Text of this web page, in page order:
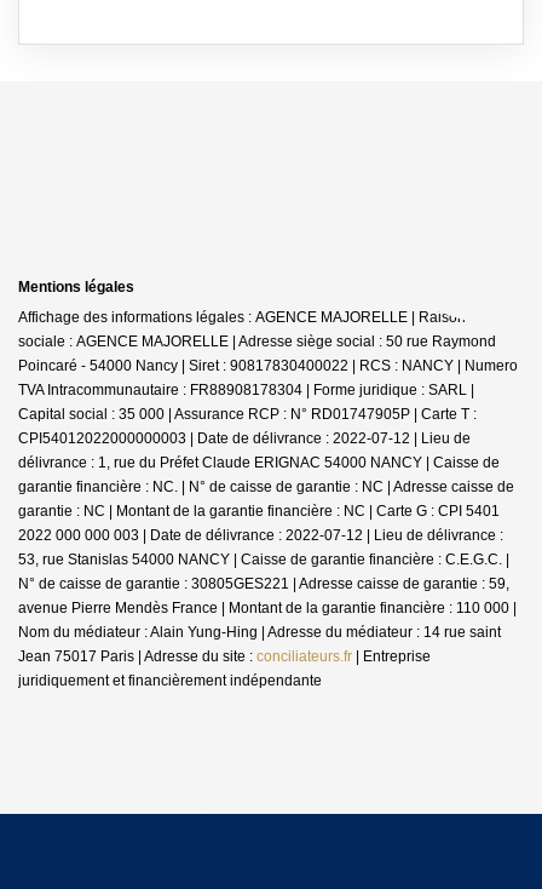
Mentions légales
Affichage des informations légales : AGENCE MAJORELLE | Raison
sociale : AGENCE MAJORELLE | Adresse siège social : 50 rue Raymond
Poincaré - 54000 Nancy | Siret : 90817830400022 | RCS : NANCY | Numero
TVA Intracommunautaire : FR88908178304 | Forme juridique : SARL |
Capital social : 35 000 | Assurance RCP : N° RD01747905P | Carte T :
CPI54012022000000003 | Date de délivrance : 2022-07-12 | Lieu de
délivrance : 1, rue du Préfet Claude ERIGNAC 54000 NANCY | Caisse de
garantie financière : NC. | N° de caisse de garantie : NC | Adresse caisse de
garantie : NC | Montant de la garantie financière : NC | Carte G : CPI 5401
2022 000 000 003 | Date de délivrance : 2022-07-12 | Lieu de délivrance :
53, rue Stanislas 54000 NANCY | Caisse de garantie financière : C.E.G.C. |
N° de caisse de garantie : 30805GES221 | Adresse caisse de garantie : 59,
avenue Pierre Mendès France | Montant de la garantie financière : 110 000 |
Nom du médiateur : Alain Yung-Hing | Adresse du médiateur : 14 rue saint
Jean 75017 Paris | Adresse du site : conciliateurs.fr | Entreprise
juridiquement et financièrement indépendante